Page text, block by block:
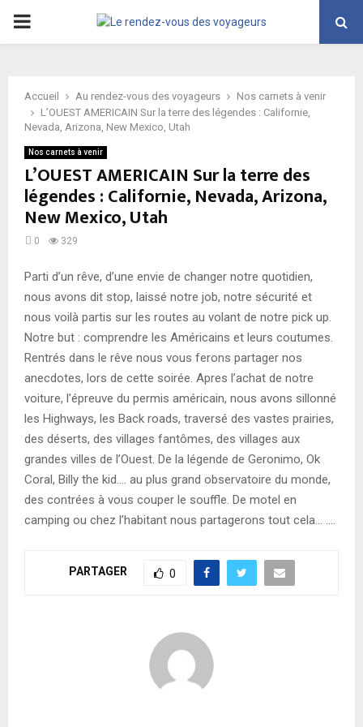
PRIMARY
Accueil Au rendez-vous des voyageurs
Nos carnets à venir
L’OUEST AMERICAIN Sur la terre des légendes : Californie,
Nevada, Arizona, New Mexico, Utah
Nos carnets à venir
L’OUEST AMERICAIN Sur la terre des
légendes : Californie, Nevada, Arizona,
New Mexico, Utah
0 329
Parti d’un rêve, d’une envie de changer notre quotidien,
nous avons dit stop, laissé notre job, notre sécurité et
nous voilà partis sur les routes au volant de notre pick up.
Notre but : comprendre les Américains et leurs coutumes.
Rentrés dans le rêve nous vous ferons partager nos
anecdotes, lors de cette soirée. Apres l’achat de notre
voiture, l’épreuve du permis américain, nous avons sillonné
les Highways, les Back roads, traversé des vastes prairies,
des déserts, des villages fantômes, des villages aux
grandes villes de l’Ouest. De la légende de Geronimo, Ok
Coral, Billy the kid…. au plus grand observatoire du monde,
des contrées à vous couper le souffle. De motel en
camping ou chez l’habitant nous partagerons tout cela… ….
PARTAGER 0